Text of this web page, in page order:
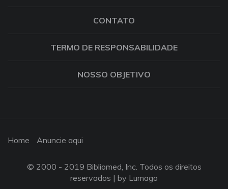
CONTATO
TERMO DE RESPONSABILIDADE
NOSSO OBJETIVO
Home Anuncie aqui
© 2000 - 2019 Bibliomed, Inc. Todos os direitos
reservados | by Lumago